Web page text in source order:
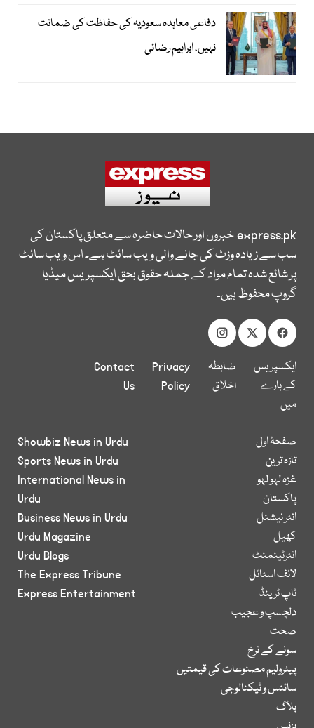
دفاعی معاہدہ سعودیہ کی حفاظت کی ضمانت
نہیں، ابراہیم رضائی
express.pkخبروں اور حالات حاضرہ سے متعلق پاکستان کی
سب سے زیادہ وزٹ کی جانے والی ویب سائٹ ہے۔ اس ویب سائٹ
پر شائع شدہ تمام مواد کے جملہ حقوق بحق ایکسپریس میڈیا
گروپ محفوظ ہیں۔
ایکسپریس
کے بارے
میں
ضابطہ
اخلاق
Privacy
Policy
Contact
Us
صفحۂ اول
تازہ ترین
غزہ لہو لہو
پاکستان
انٹر نیشنل
کھیل
انٹرٹینمنٹ
لائف اسٹائل
ٹاپ ٹرینڈ
دلچسپ و عجیب
صحت
سونے کے نرخ
پیٹرولیم مصنوعات کی قیمتیں
سائنس و ٹیکنالوجی
بلاگ
Showbiz News in Urdu
Sports News in Urdu
International News in
Urdu
Business News in Urdu
Urdu Magazine
Urdu Blogs
The Express Tribune
Express Entertainment